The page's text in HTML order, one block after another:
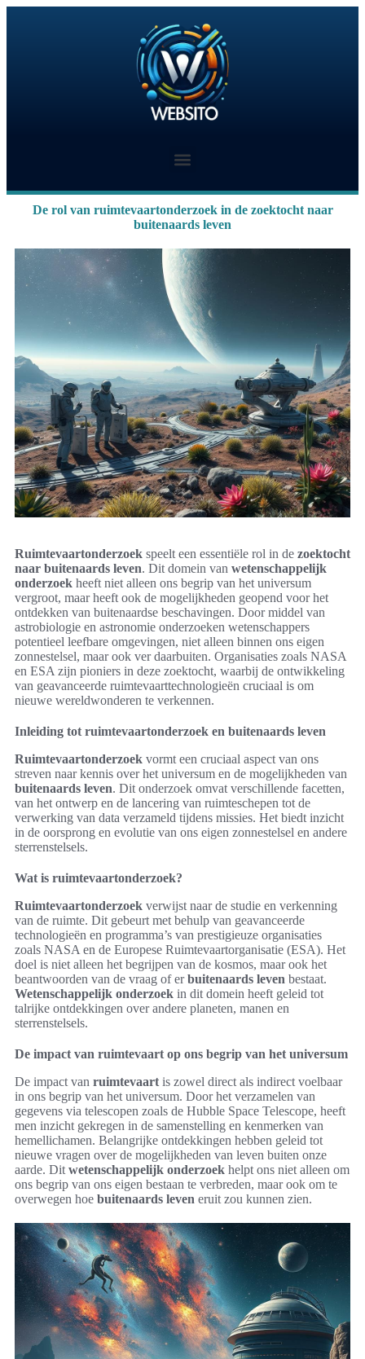
De rol van ruimtevaartonderzoek in de zoektocht naar
buitenaards leven
Ruimtevaartonderzoek speelt een essentiële rol in de zoektocht
naar buitenaards leven. Dit domein van wetenschappelijk
onderzoek heeft niet alleen ons begrip van het universum
vergroot, maar heeft ook de mogelijkheden geopend voor het
ontdekken van buitenaardse beschavingen. Door middel van
astrobiologie en astronomie onderzoeken wetenschappers
potentieel leefbare omgevingen, niet alleen binnen ons eigen
zonnestelsel, maar ook ver daarbuiten. Organisaties zoals NASA
en ESA zijn pioniers in deze zoektocht, waarbij de ontwikkeling
van geavanceerde ruimtevaarttechnologieën cruciaal is om
nieuwe wereldwonderen te verkennen.
Inleiding tot ruimtevaartonderzoek en buitenaards leven
Ruimtevaartonderzoek vormt een cruciaal aspect van ons
streven naar kennis over het universum en de mogelijkheden van
buitenaards leven. Dit onderzoek omvat verschillende facetten,
van het ontwerp en de lancering van ruimteschepen tot de
verwerking van data verzameld tijdens missies. Het biedt inzicht
in de oorsprong en evolutie van ons eigen zonnestelsel en andere
sterrenstelsels.
Wat is ruimtevaartonderzoek?
Ruimtevaartonderzoek verwijst naar de studie en verkenning
van de ruimte. Dit gebeurt met behulp van geavanceerde
technologieën en programma’s van prestigieuze organisaties
zoals NASA en de Europese Ruimtevaartorganisatie (ESA). Het
doel is niet alleen het begrijpen van de kosmos, maar ook het
beantwoorden van de vraag of erbuitenaards leven bestaat.
Wetenschappelijk onderzoek in dit domein heeft geleid tot
talrijke ontdekkingen over andere planeten, manen en
sterrenstelsels.
De impact van ruimtevaart op ons begrip van het universum
De impact van ruimtevaart is zowel direct als indirect voelbaar
in ons begrip van het universum. Door het verzamelen van
gegevens via telescopen zoals de Hubble Space Telescope, heeft
men inzicht gekregen in de samenstelling en kenmerken van
hemellichamen. Belangrijke ontdekkingen hebben geleid tot
nieuwe vragen over de mogelijkheden van leven buiten onze
aarde. Dit wetenschappelijk onderzoek helpt ons niet alleen om
ons begrip van ons eigen bestaan te verbreden, maar ook om te
overwegen hoe buitenaards leven eruit zou kunnen zien.